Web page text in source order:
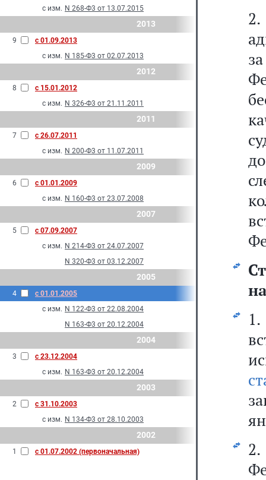
с изм. N 268-Ф3 от 13.07.2015
2013
9
с 01.09.2013
с изм. N 185-Ф3 от 02.07.2013
2012
8
с 15.01.2012
с изм. N 326-Ф3 от 21.11.2011
2011
7
с 26.07.2011
с изм. N 200-Ф3 от 11.07.2011
2009
6
с 01.01.2009
с изм. N 160-Ф3 от 23.07.2008
2007
5
с 07.09.2007
с изм. N 214-Ф3 от 24.07.2007
N 320-Ф3 от 03.12.2007
2005
4
с 01.01.2005
с изм. N 122-Ф3 от 22.08.2004
N 163-Ф3 от 20.12.2004
2004
3
с 23.12.2004
с изм. N 163-Ф3 от 20.12.2004
2003
2
с 31.10.2003
с изм. N 134-Ф3 от 28.10.2003
2002
1 с 01.07.2002 (первоначальная)
2.